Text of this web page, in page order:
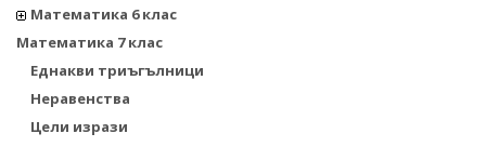
Математика 6 клас
Математика 7 клас
Еднакви триъгълници
Неравенства
Цели изрази